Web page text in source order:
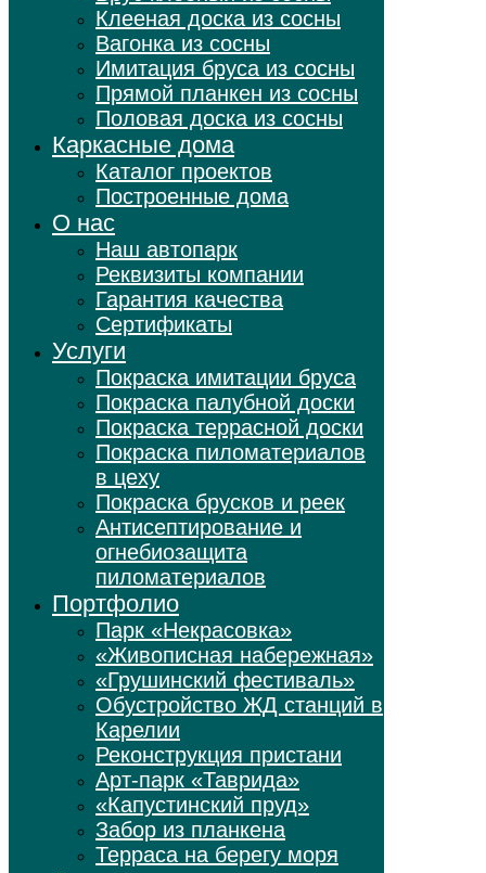
Клееная доска из сосны
Вагонка из сосны
Имитация бруса из сосны
Прямой планкен из сосны
Половая доска из сосны
Каркасные дома
Каталог проектов
Построенные дома
О нас
Наш автопарк
Реквизиты компании
Гарантия качества
Сертификаты
Услуги
Покраска имитации бруса
Покраска палубной доски
Покраска террасной доски
Покраска пиломатериалов
в цеху
Покраска брусков и реек
Антисептирование и
огнебиозащита
пиломатериалов
Портфолио
Парк «Некрасовка»
«Живописная набережная»
«Грушинский фестиваль»
Обустройство ЖД станций в
Карелии
Реконструкция пристани
Арт-парк «Таврида»
«Капустинский пруд»
Забор из планкена
Терраса на берегу моря